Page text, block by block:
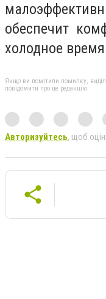
обеспечит
холодное
Якщо ви помітили помилку,
повідомити про це редакцію
Авторизуйтесь, щоб